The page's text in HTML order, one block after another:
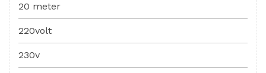
20 meter
220volt
230v